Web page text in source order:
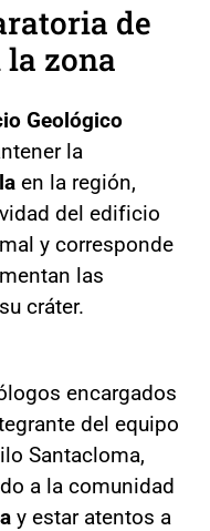
de
zona
Geológico
la
en la región,
del edificio
y corresponde
las
cráter.
encargados
del equipo
Santacloma,
a la comunidad
y estar atentos a